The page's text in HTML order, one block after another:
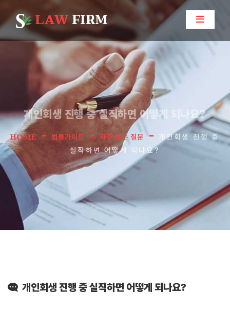
LAWFIRM
개인회생 진행 중 실직하면 어떻게 되나요?
HOME - 법률가이드 -자주 묻는 질문 -
개인회생 진행 중
실직하면 어떻게 되나요?
개인회생 진행 중 실직하면 어떻게 되나요?